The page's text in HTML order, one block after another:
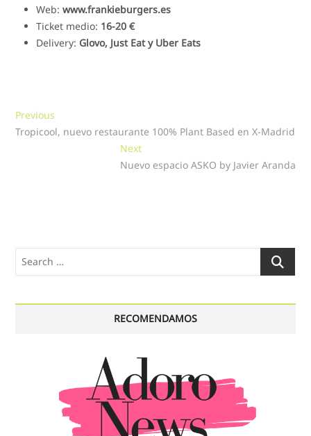
Web:www.frankieburgers.es
Ticket medio: 16-20 €
Delivery: Glovo, Just Eat y Uber Eats
Navegación
de
Previous
post:
Tropicool, nuevo restaurante 100% Plant Based en X-Madrid
NextNext
post:
Nuevo espacio ASKO by Javier Aranda
Search
RECOMENDAMOS